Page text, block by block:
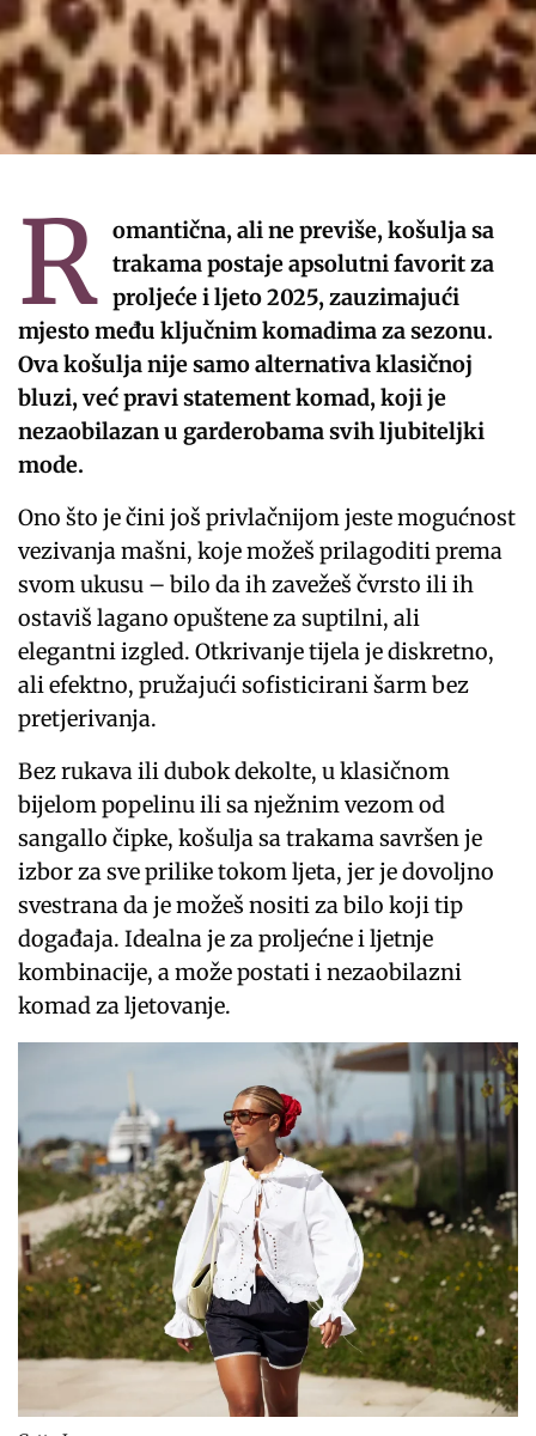
R omantična, ali ne previše, košulja sa
trakama postaje apsolutni favorit za
proljeće i ljeto 2025, zauzimajući
mjesto među ključnim komadima za sezonu.
Ova košulja nije samo alternativa klasičnoj
bluzi, već pravi statement komad, koji je
nezaobilazan u garderobama svih ljubiteljki
mode.
Ono što je čini još privlačnijom jeste mogućnost
vezivanja mašni, koje možeš prilagoditi prema
svom ukusu – bilo da ih zavežeš čvrsto ili ih
ostaviš lagano opuštene za suptilni, ali
elegantni izgled. Otkrivanje tijela je diskretno,
ali efektno, pružajući sofisticirani šarm bez
pretjerivanja.
Bez rukava ili dubok dekolte, u klasičnom
bijelom popelinu ili sa nježnim vezom od
sangallo čipke, košulja sa trakama savršen je
izbor za sve prilike tokom ljeta, jer je dovoljno
svestrana da je možeš nositi za bilo koji tip
događaja. Idealna je za proljećne i ljetnje
kombinacije, a može postati i nezaobilazni
komad za ljetovanje.